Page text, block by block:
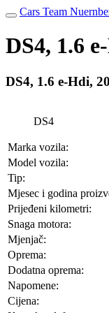
Cars Team
DS4, 1.6
DS4, 1.6 e-Hdi,
DS4
Marka vozila:
Model vozila:
Tip:
Mjesec i godina
Prijeđeni kilometri:
Snaga motora:
Mjenjač:
Oprema:
Dodatna oprema:
Napomene:
Cijena: